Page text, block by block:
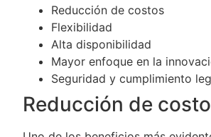
Reducción de costos
Flexibilidad
Alta disponibilidad
Mayor enfoque en la
Seguridad y cumplimiento
Reducción de